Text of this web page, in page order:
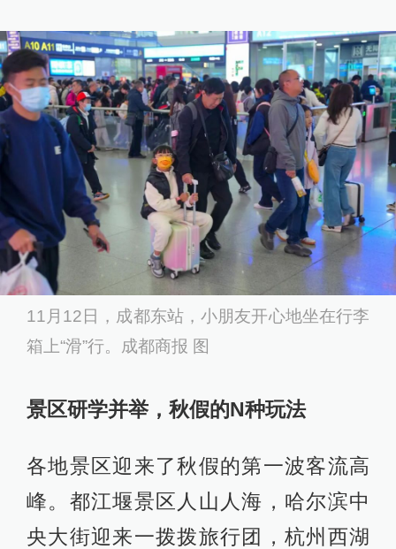
11月12日，成都东站，小朋友开心地坐在行李
箱上“滑”行。成都商报 图
景区研学并举，秋假的N种玩法
各地景区迎来了秋假的第一波客流高
峰。都江堰景区人山人海，哈尔滨中
央大街迎来一拨拨旅行团，杭州西湖